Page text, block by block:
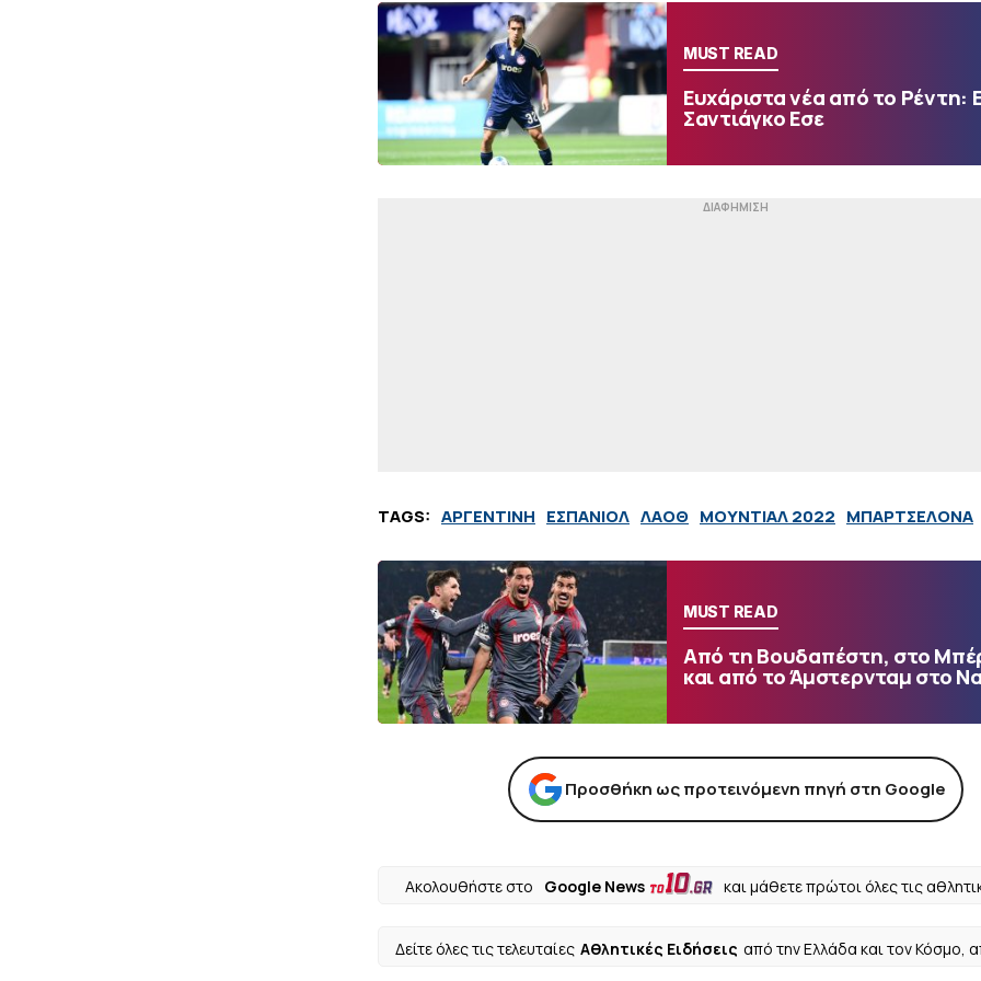
MUST READ
Ευχάριστα νέα από το Ρέντη:
Σαντιάγκο Εσε
TAGS: ΑΡΓΕΝΤΙΝΗ ΕΣΠΑΝΙΟΛ ΛΑΟΘ ΜΟΥΝΤΙΑΛ 2022 ΜΠΑΡΤΣΕΛΟΝΑ
MUST READ
Από τη Βουδαπέστη, στο
και από το Άμστερνταμ στο
Προσθήκη ως προτεινόμενη πηγή στη Google
Ακολουθήστε στο Google News και μάθετε πρώτοι όλες τις
Δείτε όλες τις τελευταίες Αθλητικές Ειδήσεις από την Ελλάδα και τον Κόσμο,